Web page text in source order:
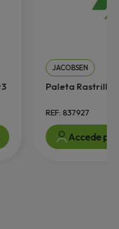
JACOBSEN
Paleta Rastrillo
REF: 837927
Accede para